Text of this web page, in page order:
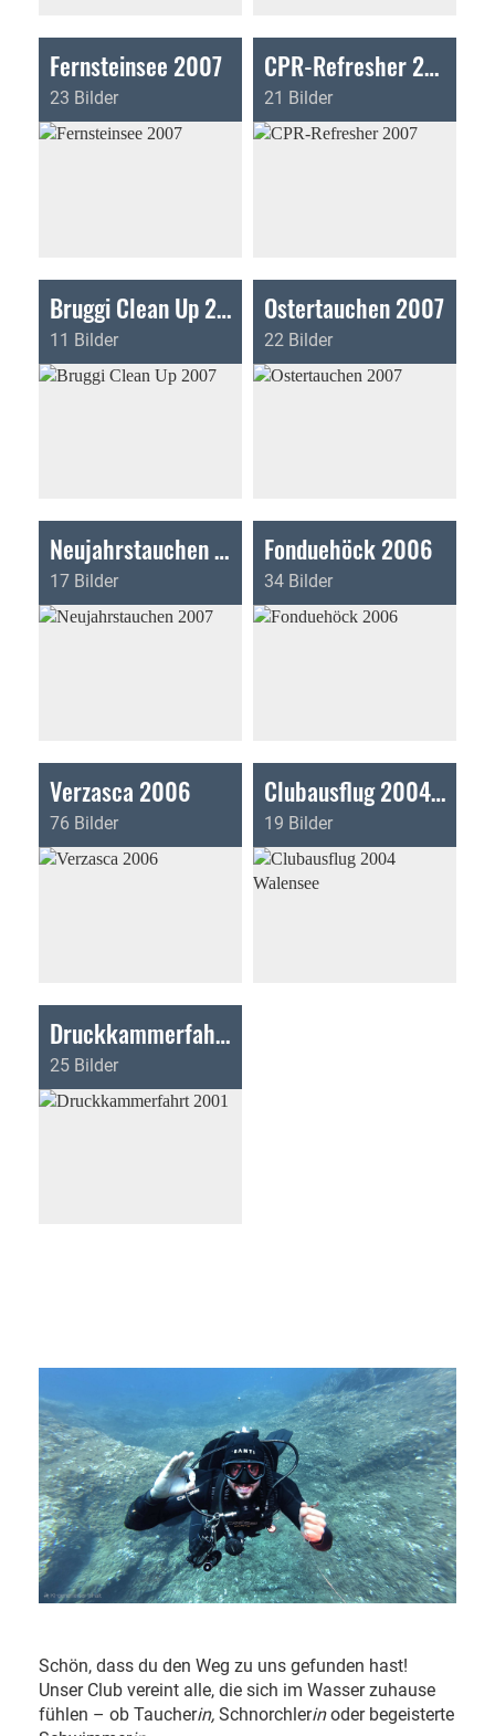
Fernsteinsee 2007
23 Bilder
CPR-Refresher 2007
21 Bilder
Bruggi Clean Up 2007
11 Bilder
Ostertauchen 2007
22 Bilder
Neujahrstauchen 2007
17 Bilder
Fonduehöck 2006
34 Bilder
Verzasca 2006
76 Bilder
Clubausflug 2004 Walensee
19 Bilder
Druckkammerfahrt 2001
25 Bilder
Schön, dass du den Weg zu uns gefunden hast!
Unser Club vereint alle, die sich im Wasser zuhause
fühlen – ob Taucherin, Schnorchlerinoder begeisterte